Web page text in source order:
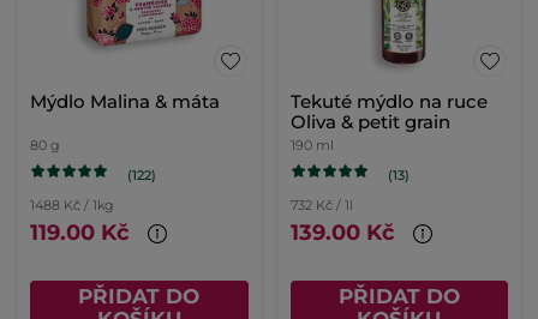
Mýdlo Malina & máta
80 g
(122)
1488 Kč / 1kg
119.00 Kč
PŘIDAT DO
Tekuté mýdlo na ruce
Oliva & petit grain
190 ml
(13)
732 Kč / 1l
139.00 Kč
PŘIDAT DO